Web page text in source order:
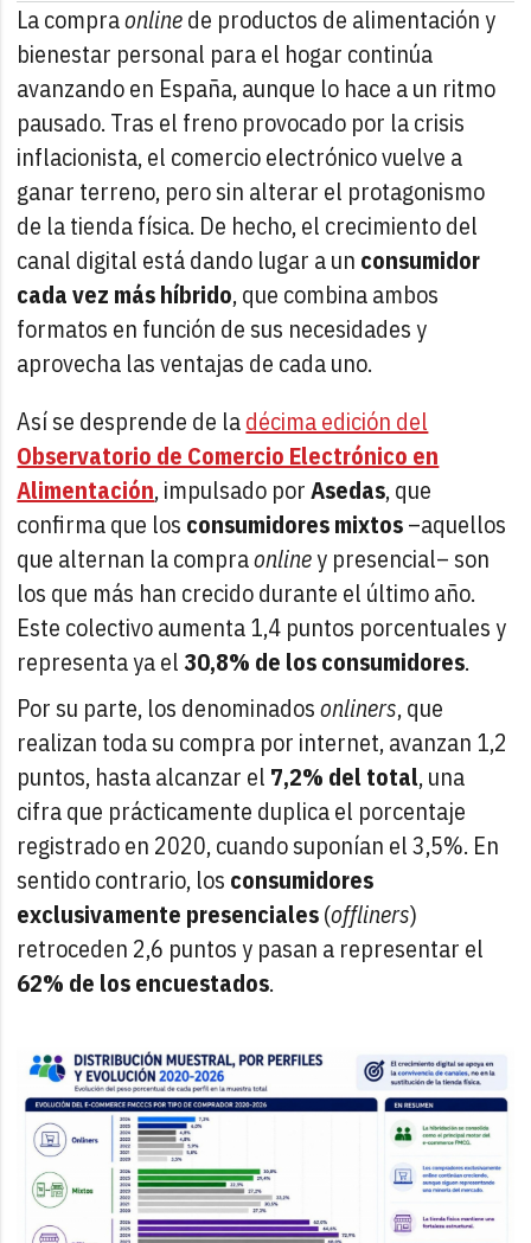
La compraonlinede productos de alimentación y
bienestar personal para el hogar continúa
avanzando en España, aunque lo hace a un ritmo
pausado. Tras el freno provocado por la crisis
inflacionista, el comercio electrónico vuelve a
ganar terreno, pero sin alterar el protagonismo
de la tienda física. De hecho, el crecimiento del
canal digital está dando lugar a un consumidor
cada vez más híbrido, que combina ambos
formatos en función de sus necesidades y
aprovecha las ventajas de cada uno.
Así se desprende de ladécima edición del
Observatorio de Comercio Electrónico en
Alimentación, impulsado porAsedas, que
confirma que los consumidores mixtos–aquellos
que alternan la compraonliney presencial– son
los que más han crecido durante el último año.
Este colectivo aumenta 1,4 puntos porcentuales y
representa ya el30,8% de los consumidores.
Por su parte, los denominadosonliners, que
realizan toda su compra por internet, avanzan 1,2
puntos, hasta alcanzar el 7,2% del total, una
cifra que prácticamente duplica el porcentaje
registrado en 2020, cuando suponían el 3,5%. En
sentido contrario, los consumidores
exclusivamente presenciales(offliners)
retroceden 2,6 puntos y pasan a representar el
62% de los encuestados.